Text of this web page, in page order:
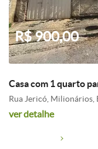
R$ 900,00
Casa com 1 quarto
Rua Jericó, Milionários,
ver detalhe